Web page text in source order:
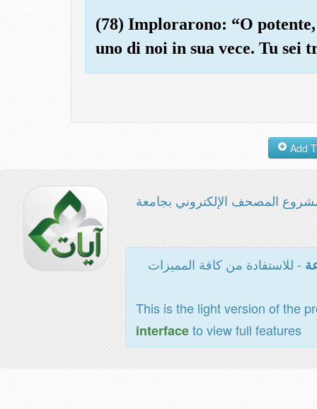
(78) Implorarono: “O
uno di noi in sua vece. Tu sei
المصحف الإلكتروني بجامعة
- للاستفادة من كافة المميزات
This is the light version of the
interfaceto view full features